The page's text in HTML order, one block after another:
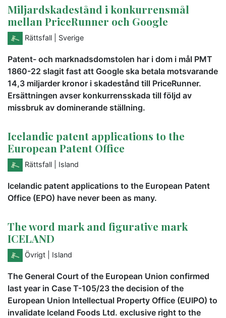
Miljardskadestånd i konkurrensmål
mellan PriceRunner och Google
Rättsfall | Sverige
Patent- och marknadsdomstolen har i dom i mål PMT
1860-22 slagit fast att Google ska betala motsvarande
14,3 miljarder kronor i skadestånd till PriceRunner.
Ersättningen avser konkurrensskada till följd av
missbruk av dominerande ställning.
Icelandic patent applications to the
European Patent Office
Rättsfall | Island
Icelandic patent applications to the European Patent
Office (EPO) have never been as many.
The word mark and figurative mark
ICELAND
Övrigt | Island
The General Court of the European Union confirmed
last year in Case T-105/23 the decision of the
European Union Intellectual Property Office (EUIPO) to
invalidate Iceland Foods Ltd. exclusive right to the